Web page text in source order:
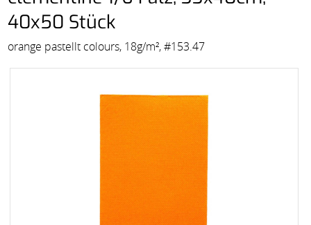
40x50 Stück
orange pastellt colours, 18g/m², #153.47